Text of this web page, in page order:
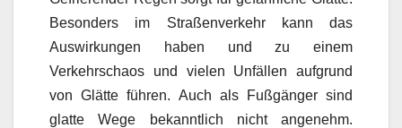
Besonders im Straßenverkehr kann das
Auswirkungen haben und zu einem
Verkehrschaos und vielen Unfällen aufgrund
von Glätte führen. Auch als Fußgänger sind
glatte Wege bekanntlich nicht angenehm.